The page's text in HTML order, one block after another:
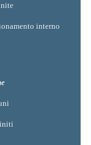
interno